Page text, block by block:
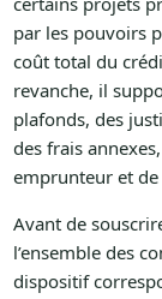
par les pouvoirs
coût total du
revanche, il
plafonds, des
des frais
emprunteur et de
Avant de
l’ensemble des
dispositif